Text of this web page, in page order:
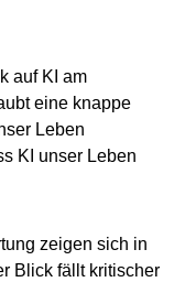
auf KI am
eine knappe
Leben
KI unser Leben
zeigen sich in
Blick fällt kritischer